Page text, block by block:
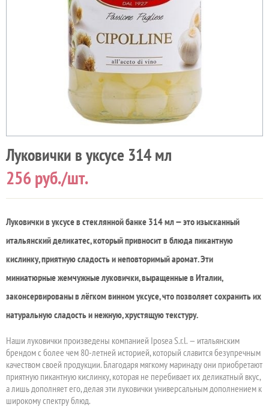
Луковички в уксусе 314 мл
256 руб./шт.
Луковички в уксусе в стеклянной банке 314 мл — это изысканный
итальянский деликатес, который привносит в блюда пикантную
кислинку, приятную сладость и неповторимый аромат. Эти
миниатюрные жемчужные луковички, выращенные в Италии,
законсервированы в лёгком винном уксусе, что позволяет сохранить их
натуральную сладость и нежную, хрустящую текстуру.
Наши луковички произведены компанией Iposea S.r.l. — итальянским
брендом с более чем 80-летней историей, который славится безупречным
качеством своей продукции. Благодаря мягкому маринаду они приобретают
приятную пикантную кислинку, которая не перебивает их деликатный вкус,
а лишь дополняет его, делая эти луковички универсальным дополнением к
широкому спектру блюд.